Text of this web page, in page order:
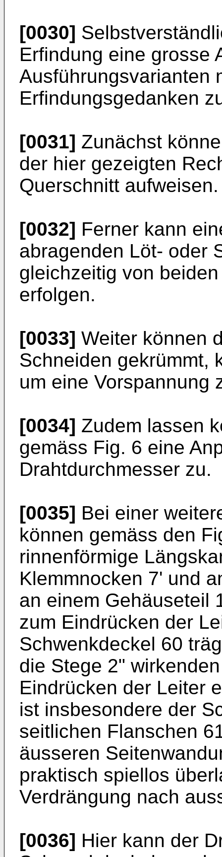
[0030]
Erfindung eine grosse
Ausführungsvarianten
Erfindungsgedanken
[0031] Zunächst
der hier gezeigten
Querschnitt aufweisen.
[0032] Ferner kann
abragenden Löt- oder
gleichzeitig von
erfolgen.
[0033] Weiter können
Schneiden gekrümmt,
um eine Vorspannung
[0034] Zudem lassen
gemäss Fig. 6 eine
Drahtdurchmesser zu.
[0035] Bei einer
können gemäss den
rinnenförmige
Klemmnocken 7' und
an einem Gehäuseteil
zum Eindrücken der
Schwenkdeckel 60
die Stege 2"
Eindrücken der Leiter
ist insbesondere der
seitlichen Flanschen
äusseren
praktisch spiellos
Verdrängung nach
[0036] Hier kann der